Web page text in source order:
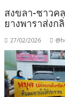
สงขลา-ชาวค
ยางพาราส่งก
27/02/2026